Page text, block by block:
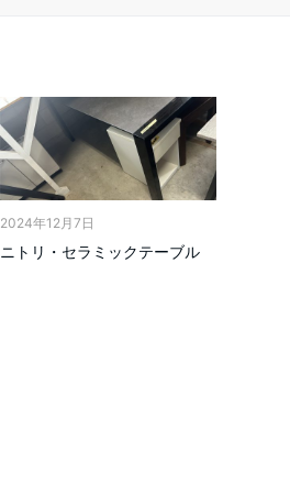
2024年12月7日
ニトリ・セラミックテーブル